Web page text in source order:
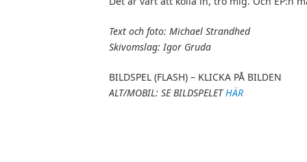
Text och foto: Michael Strandhed
Skivomslag: Igor Gruda
BILDSPEL (FLASH) – KLICKA PÅ BILDEN
ALT/MOBIL: SE BILDSPELETHÄR